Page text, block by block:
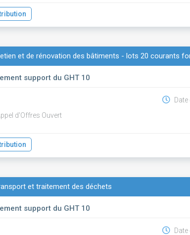
et de rénovation des bâtiments - lots 20 courants
support du GHT 10
d'Offres Ouvert
et traitement des déchets
support du GHT 10